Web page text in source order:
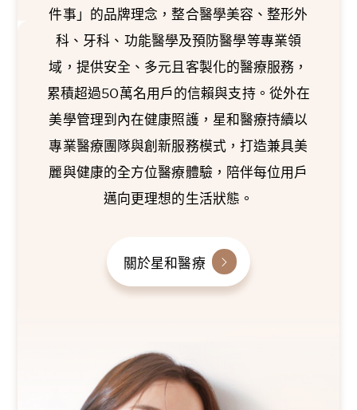
件事」的品牌理念，整合醫學美容、整形外
科、牙科、功能醫學及預防醫學等專業領
域，提供安全、多元且客製化的醫療服務，
累積超過50萬名用戶的信賴與支持。從外在
美學管理到內在健康照護，星和醫療持續以
專業醫療團隊與創新服務模式，打造兼具美
麗與健康的全方位醫療體驗，陪伴每位用戶
邁向更理想的生活狀態。
關於星和醫療